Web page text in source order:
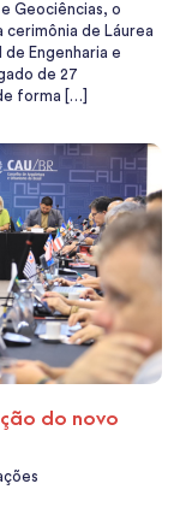
Geociências, o
de Láurea
Engenharia e
de 27
forma […]
do novo